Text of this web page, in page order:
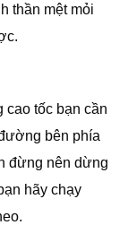
thần mệt mỏi
cao tốc bạn cần
bên phía
đừng nên dừng
hãy chạy